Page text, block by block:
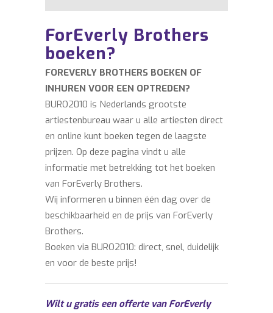
ForEverly Brothers
boeken?
FOREVERLY BROTHERS BOEKEN OF
INHUREN VOOR EEN OPTREDEN?
BURO2010 is Nederlands grootste
artiestenbureau waar u alle artiesten direct
en online kunt boeken tegen de laagste
prijzen. Op deze pagina vindt u alle
informatie met betrekking tot het boeken
van ForEverly Brothers.
Wij informeren u binnen één dag over de
beschikbaarheid en de prijs van ForEverly
Brothers.
Boeken via BURO2010: direct, snel, duidelijk
en voor de beste prijs!
Wilt u gratis een offerte van ForEverly